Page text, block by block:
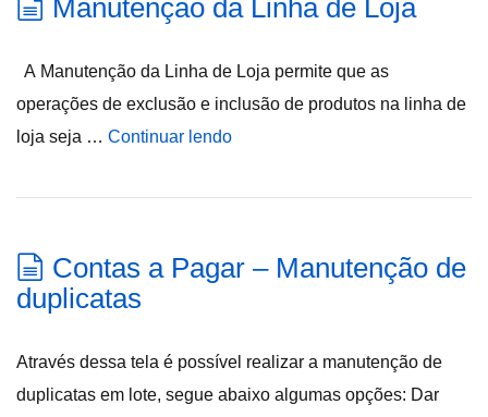
Manutenção da Linha de Loja
A Manutenção da Linha de Loja permite que as
operações de exclusão e inclusão de produtos na linha de
loja seja … Continuar lendo
Contas a Pagar – Manutenção de
duplicatas
Através dessa tela é possível realizar a manutenção de
duplicatas em lote, segue abaixo algumas opções: Dar